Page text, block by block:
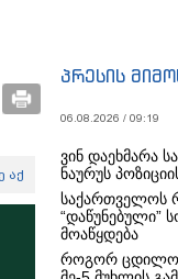
აქ
პრესის
06.08.2026 / 09:19
ვინ დაეხმარა
ნაურუს
საქართველოს
“დაწუნებული”
მოაწყდება
როგორ